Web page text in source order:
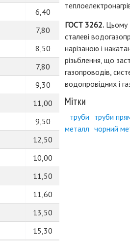
6,40
7,80
8,50
7,80
9,30
11,00
9,50
12,50
10,00
11,50
11,60
13,50
15,30
ГОСТ 3262.Цьому
сталеві
нарізаною і
різьблення, що
газопроводів,
водопровідних і
Мітки
труби труби
металл чорний